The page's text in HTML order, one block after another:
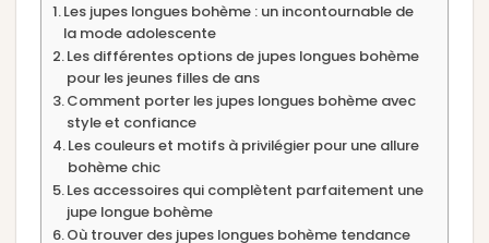
Les jupes longues bohème : un incontournable de
la mode adolescente
Les différentes options de jupes longues bohème
pour les jeunes filles de ans
Comment porter les jupes longues bohème avec
style et confiance
Les couleurs et motifs à privilégier pour une allure
bohème chic
Les accessoires qui complètent parfaitement une
jupe longue bohème
Où trouver des jupes longues bohème tendance